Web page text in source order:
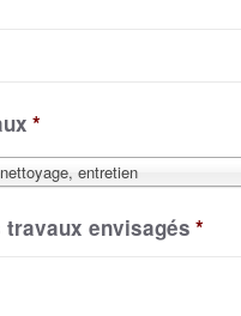
*
entretien
envisagés *